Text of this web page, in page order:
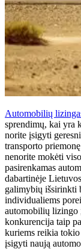
Automobilių
sprendimų, kai yra
norite įsigyti
transporto
nenorite mokėti
pasirenkamas
dabartinėje
galimybių išsirinkti
individualiems
automobilių lizingo
konkurencija taip
kuriems reikia
įsigyti naują